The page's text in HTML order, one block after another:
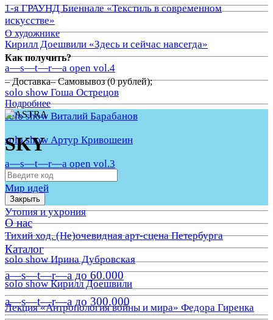
1-я ГРАУНД Биеннале «Текстиль в современном
искусстве»
Кирилл Доешвили «Здесь и сейчас навсегда»
a—s—t—r—a open vol.4
solo show Гоша Острецов
solo show Виталий Барабанов
solo show Артур Кривошеин
a—s—t—r—a open vol.3
Мир идей
Утопия и ухрония
Тихий ход. (Не)очевидная арт-сцена Петербурга
solo show Ирина Дубровская
solo show Кирилл Доешвили
Лекция «Антропология войны и мира» Федора Гиренка
О художнике
Как получить?
– Доставка– Самовывоз (0 рублей);
Подробнее
SKY
Закрыть
О нас
Каталог
a—s—t—r—a до 60.000
a—s—t—r—a до 300.000